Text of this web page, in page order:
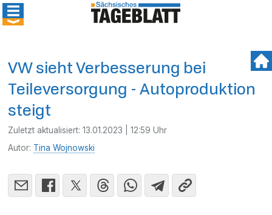
VW sieht Verbesserung bei
Teileversorgung - Autoproduktion
steigt
Zuletzt aktualisiert:13.01.2023 | 12:59 Uhr
Autor: Tina Wojnowski